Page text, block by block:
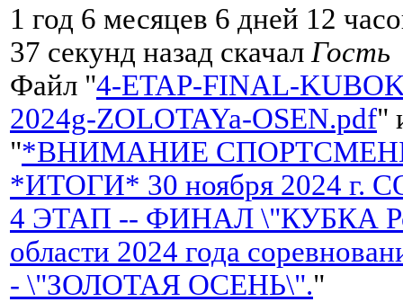
1 год 6 месяцев 6 дней 12
37 секунд назад скачал Гость
Файл "4-ETAP-FINAL-
2024g-ZOLOTAYa-OSEN.pdf"
"*ВНИМАНИЕ
*ИТОГИ* 30 ноября 2024 г.
4 ЭТАП -- ФИНАЛ \"КУБКА
области 2024 года
- \"ЗОЛОТАЯ ОСЕНЬ\"."